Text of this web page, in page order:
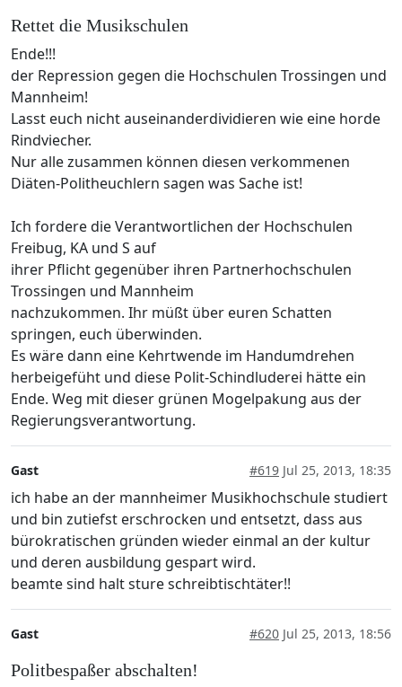
Rettet die Musikschulen
Ende!!!
der Repression gegen die Hochschulen Trossingen und
Mannheim!
Lasst euch nicht auseinanderdividieren wie eine horde
Rindviecher.
Nur alle zusammen können diesen verkommenen
Diäten-Politheuchlern sagen was Sache ist!
Ich fordere die Verantwortlichen der Hochschulen
Freibug, KA und S auf
ihrer Pflicht gegenüber ihren Partnerhochschulen
Trossingen und Mannheim
nachzukommen. Ihr müßt über euren Schatten
springen, euch überwinden.
Es wäre dann eine Kehrtwende im Handumdrehen
herbeigefüht und diese Polit-Schindluderei hätte ein
Ende. Weg mit dieser grünen Mogelpakung aus der
Regierungsverantwortung.
Gast #619 Jul 25, 2013, 18:35
ich habe an der mannheimer Musikhochschule studiert
und bin zutiefst erschrocken und entsetzt, dass aus
bürokratischen gründen wieder einmal an der kultur
und deren ausbildung gespart wird.
beamte sind halt sture schreibtischtäter!!
Gast #620 Jul 25, 2013, 18:56
Politbespaßer abschalten!